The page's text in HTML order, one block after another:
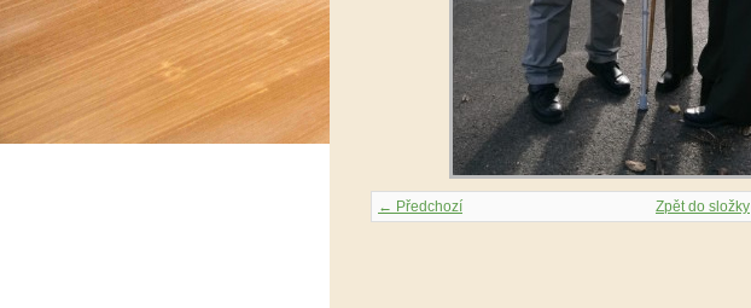
← Předchozí Zpět do složky